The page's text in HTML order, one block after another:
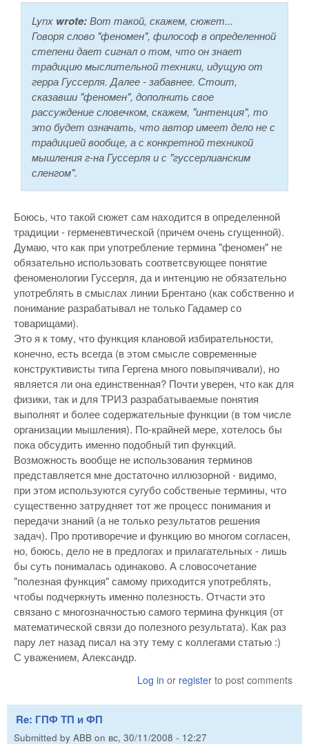
Lynx wrote:Вот такой, скажем, сюжет...
Говоря слово "феномен", философ в определенной
степени дает сигнал о том, что он знает
традицию мыслительной техники, идущую от
герра Гуссерля. Далее - забавнее. Стоит,
сказавши "феномен", дополнить свое
рассуждение словечком, скажем, "интенция", то
это будет означать, что автор имеет дело не с
традицией вообще, а с конкретной техникой
мышления г-на Гуссерля и с "гуссерлианским
сленгом".
Боюсь, что такой сюжет сам находится в определенной
традиции - герменевтической (причем очень сгущенной).
Думаю, что как при употребление термина "феномен" не
обязательно использовать соответсвующее понятие
феноменологии Гуссерля, да и интенцию не обязательно
употреблять в смыслах линии Брентано (как собственно и
понимание разрабатывал не только Гадамер со
товарищами).
Это я к тому, что функция клановой избирательности,
конечно, есть всегда (в этом смысле современные
конструктивисты типа Гергена много повыпячивали), но
является ли она единственная? Почти уверен, что как для
физики, так и для ТРИЗ разрабатываемые понятия
выполнят и более содержательные функции (в том числе
организации мышления). По-крайней мере, хотелось бы
пока обсудить именно подобный тип функций.
Возможность вообще не использования терминов
представляется мне достаточно иллюзорной - видимо,
при этом используются сугубо собственые термины, что
существенно затрудняет тот же процесс понимания и
передачи знаний (а не только результатов решения
задач). Про противоречие и функцию во многом согласен,
но, боюсь, дело не в предлогах и прилагательных - лишь
бы суть понималась одинаково. А словосочетание
"полезная функция" самому приходится употреблять,
чтобы подчеркнуть именно полезность. Отчасти это
связано с многозначностью самого термина функция (от
математической связи до полезного результата). Как раз
пару лет назад писал на эту тему с коллегами статью :)
С уважением, Александр.
Log in or register to post comments
Re: ГПФ ТП и ФП
Submitted by ABB on вс, 30/11/2008 - 12:27